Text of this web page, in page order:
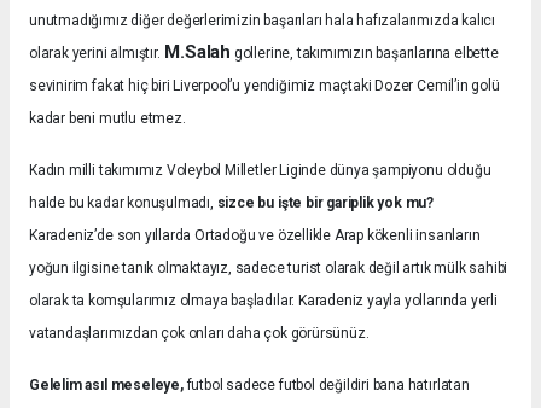
unutmadığımız diğer değerlerimizin başarıları hala hafızalarımızda kalıcı
olarak yerini almıştır. M.Salah gollerine, takımımızın başarılarına elbette
sevinirim fakat hiç biri Liverpool’u yendiğimiz maçtaki Dozer Cemil’in golü
kadar beni mutlu etmez.
Kadın milli takımımız Voleybol Milletler Liginde dünya şampiyonu olduğu
halde bu kadar konuşulmadı, sizce bu işte bir gariplik yok mu?
Karadeniz’de son yıllarda Ortadoğu ve özellikle Arap kökenli insanların
yoğun ilgisine tanık olmaktayız, sadece turist olarak değil artık mülk sahibi
olarak ta komşularımız olmaya başladılar. Karadeniz yayla yollarında yerli
vatandaşlarımızdan çok onları daha çok görürsünüz.
Gelelim asıl meseleye,futbol sadece futbol değildiri bana hatırlatan